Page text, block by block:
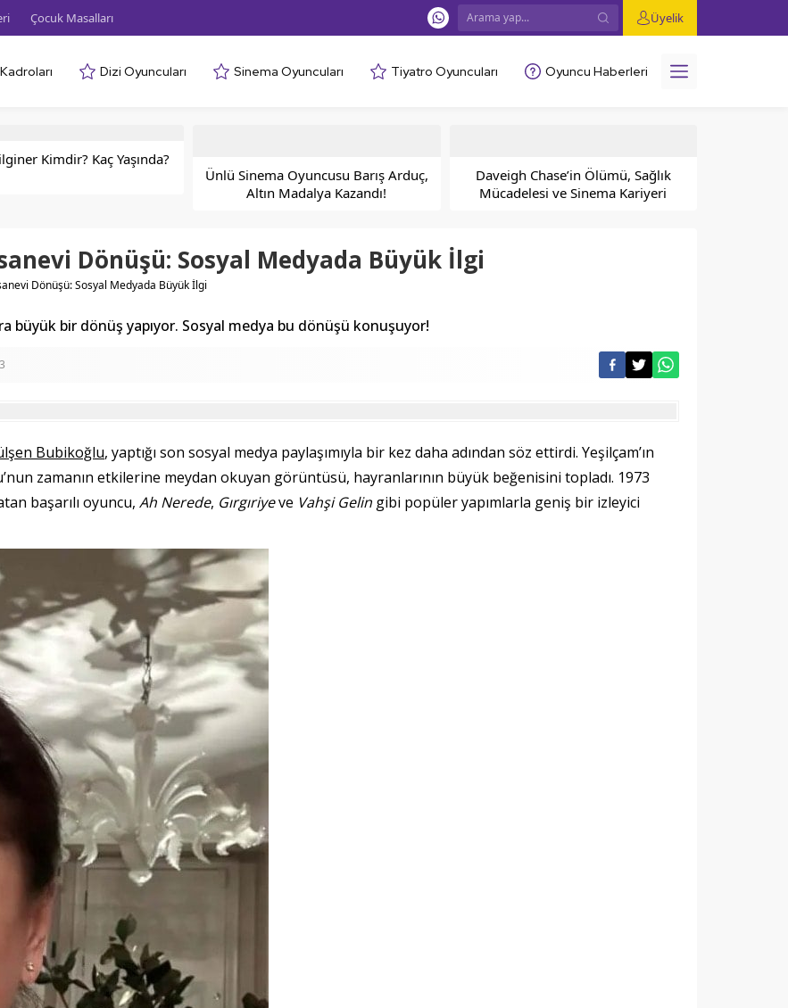
Çocuk Masalları Üyelik
Dizi Oyuncuları Sinema Oyuncuları Tiyatro Oyuncuları Oyuncu Haberleri
Kimdir? Kaç Yaşında?
Ünlü Sinema Oyuncusu Barış Arduç,
Altın Madalya Kazandı!
Daveigh Chase’in Ölümü, Sağlık
Mücadelesi ve Sinema Kariyeri
Dönüşü: Sosyal Medyada Büyük İlgi
Dönüşü: Sosyal Medyada Büyük İlgi
büyük bir dönüş yapıyor. Sosyal medya bu dönüşü konuşuyor!
Bubikoğlu, yaptığı son sosyal medya paylaşımıyla bir kez daha adından söz ettirdi. Yeşilçam’ın
zamanın etkilerine meydan okuyan görüntüsü, hayranlarının büyük beğenisini topladı. 1973
başarılı oyuncu, Ah Nerede, Gırgıriyeve Vahşi Gelin gibi popüler yapımlarla geniş bir izleyici